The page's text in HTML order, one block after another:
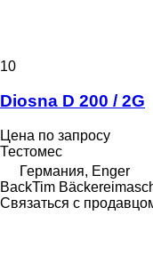
10
Diosna D 200 / 2G
Цена по запросу
Тестомес
Германия, Enger
BackTim
Связаться с